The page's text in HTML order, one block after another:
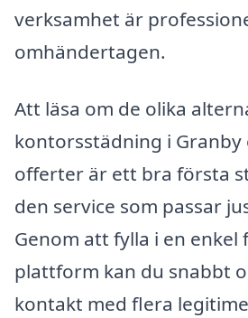
verksamhet är
omhändertagen.
Att läsa om de olika
kontorsstädning i Granby
offerter är ett bra första
den service som passar
Genom att fylla i en
plattform kan du snabbt
kontakt med flera